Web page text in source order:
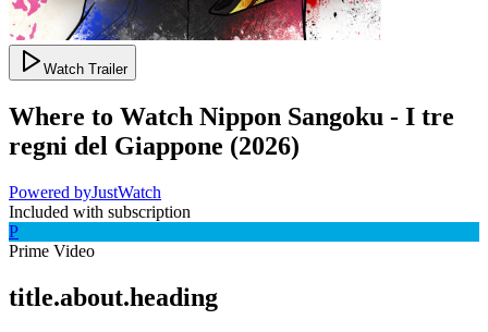
Watch Trailer
Where to Watch Nippon Sangoku - I tre
regni del Giappone (2026)
Powered byJustWatch
Included with subscription
P
Prime Video
title.about.heading